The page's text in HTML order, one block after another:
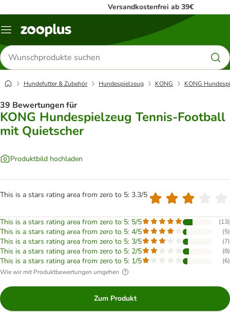
Versandkostenfrei ab 39€
Menü
Produkte
suchen
Hundefutter & Zubehör Hundespielzeug KONG KONG
39 Bewertungen für
KONG Hundespielzeug Tennis-Football
mit Quietscher
Produktbild hochladen
This is a stars rating area from zero to 5: 3.3/5
This is a stars rating area from zero to 5: 5/5 (13)
This is a stars rating area from zero to 5: 4/5 (5)
This is a stars rating area from zero to 5: 3/5 (7)
This is a stars rating area from zero to 5: 2/5 (8)
This is a stars rating area from zero to 5: 1/5 (6)
Wie wir mit Produktbewertungen umgehen
Zum Produkt